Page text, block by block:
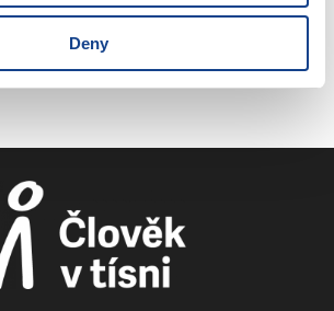
Deny
a spravedlnost